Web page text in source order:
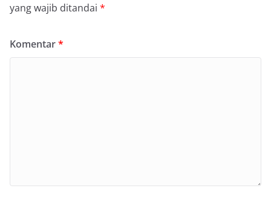
yang wajib ditandai *
Komentar*